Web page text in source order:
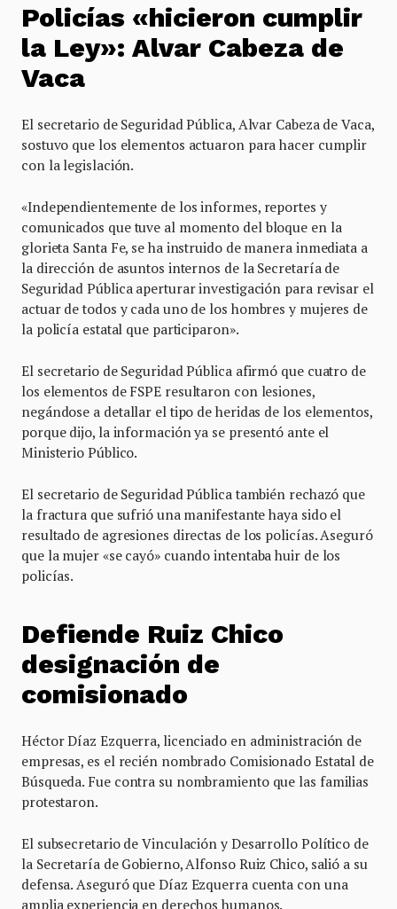
Policías «hicieron cumplir
la Ley»: Alvar Cabeza de
Vaca
El secretario de Seguridad Pública, Alvar Cabeza de Vaca,
sostuvo que los elementos actuaron para hacer cumplir
con la legislación.
«Independientemente de los informes, reportes y
comunicados que tuve al momento del bloque en la
glorieta Santa Fe, se ha instruido de manera inmediata a
la dirección de asuntos internos de la Secretaría de
Seguridad Pública aperturar investigación para revisar el
actuar de todos y cada uno de los hombres y mujeres de
la policía estatal que participaron».
El secretario de Seguridad Pública afirmó que cuatro de
los elementos de FSPE resultaron con lesiones,
negándose a detallar el tipo de heridas de los elementos,
porque dijo, la información ya se presentó ante el
Ministerio Público.
El secretario de Seguridad Pública también rechazó que
la fractura que sufrió una manifestante haya sido el
resultado de agresiones directas de los policías. Aseguró
que la mujer «se cayó» cuando intentaba huir de los
policías.
Defiende Ruiz Chico
designación de
comisionado
Héctor Díaz Ezquerra, licenciado en administración de
empresas, es el recién nombrado Comisionado Estatal de
Búsqueda. Fue contra su nombramiento que las familias
protestaron.
El subsecretario de Vinculación y Desarrollo Político de
la Secretaría de Gobierno, Alfonso Ruiz Chico, salió a su
defensa. Aseguró que Díaz Ezquerra cuenta con una
amplia experiencia en derechos humanos.